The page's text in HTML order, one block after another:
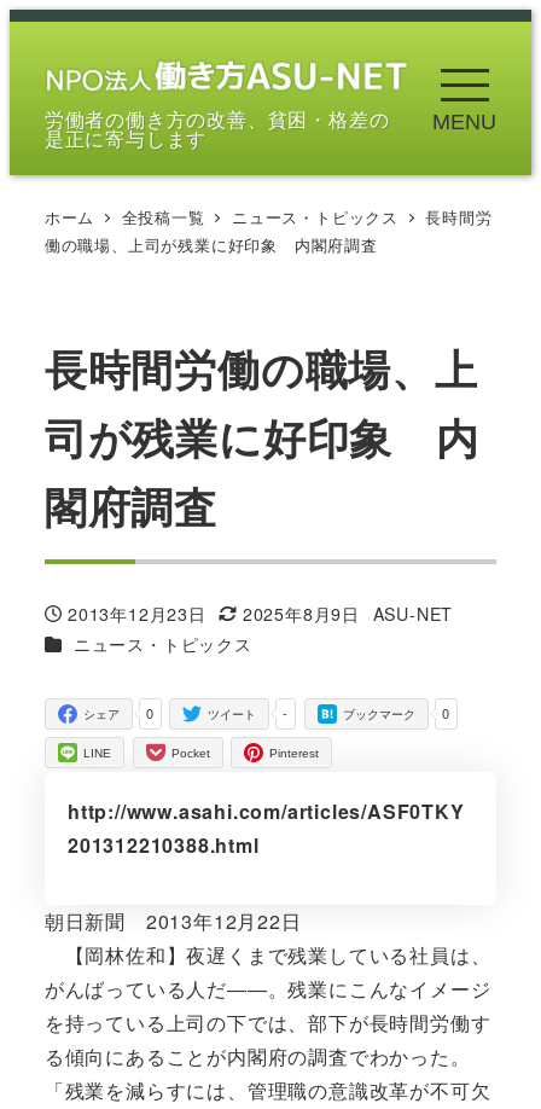
メ
労働者の働き方の改善、貧困・格差の
是正に寄与します
MENU
ホーム 全投稿一覧 ニュース・トピックス
長時間労
働の職場、上司が残業に好印象 内閣府調査
長時間労働の職場、上
司が残業に好印象 内
閣府調査
投稿日
2013年12月23日
更新日
2025年8月9日
著
ASU-NET
カテゴリー
ニュース・トピックス
0
シェア -
ツイート 0
ブックマーク
LINE Pocket Pinterest
http://www.asahi.com/articles/ASF0TKY
201312210388.html
朝日新聞 2013年12月22日
【岡林佐和】夜遅くまで残業している社員は、
がんばっている人だ――。残業にこんなイメージ
を持っている上司の下では、部下が長時間労働す
る傾向にあることが内閣府の調査でわかった。
「残業を減らすには、管理職の意識改革が不可欠